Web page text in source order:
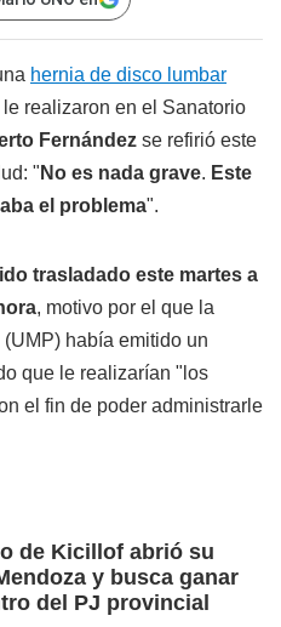
hernia de disco lumbar
realizaron en el Sanatorio
Fernández se refirió este
" No es nada grave. Este
el problema".
trasladado este martes a
, motivo por el que la
había emitido un
que le realizarían "los
el fin de poder administrarle
de Kicillof abrió su
y busca ganar
del PJ provincial